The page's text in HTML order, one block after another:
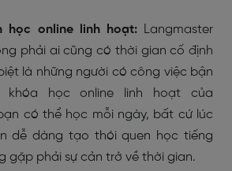
học online linh hoạt: Langmaster
phải ai cũng có thời gian cố định
là những người có công việc bận
khóa học online linh hoạt của
có thể học mỗi ngày, bất cứ lúc
dễ dàng tạo thói quen học tiếng
gặp phải sự cản trở về thời gian.